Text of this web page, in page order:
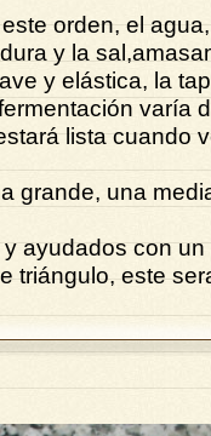
orden, el
y la
y elástica, la
varía
lista cuando
grande, una
ayudados con
triángulo, este